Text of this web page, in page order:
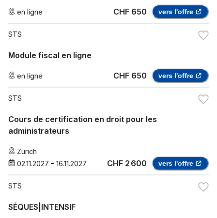
en ligne CHF 650 vers l'offre
STS
Module fiscal en ligne
en ligne CHF 650 vers l'offre
STS
Cours de certification en droit pour les
administrateurs
Zürich
02.11.2027 – 16.11.2027 CHF 2 600 vers l'offre
STS
SÉQUES|INTENSIF